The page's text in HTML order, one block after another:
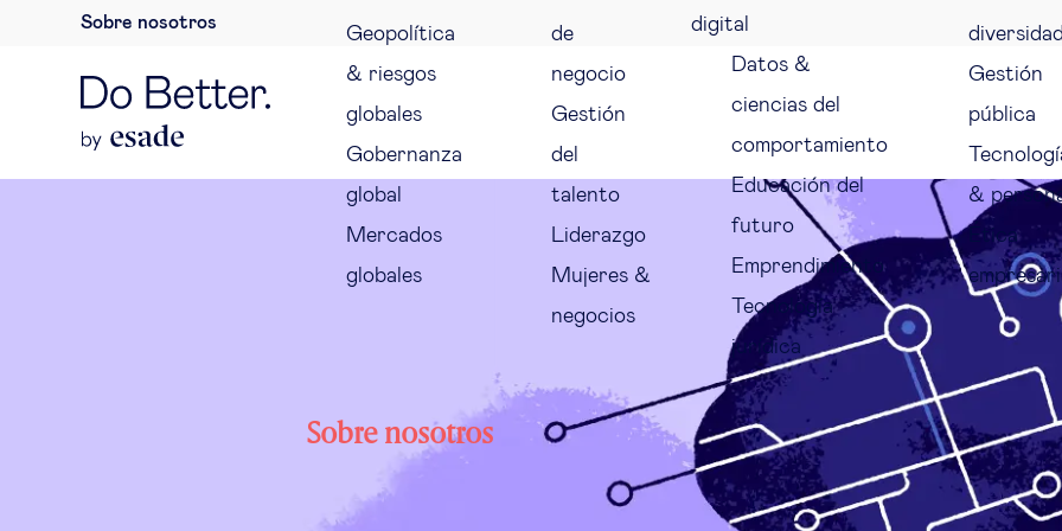
Sobre nosotros
Geopolítica
& riesgos
globales
Gobernanza
global
Mercados
globales
de
negocio
Gestión
del
talento
Liderazgo
Mujeres &
negocios
digital
Datos &
ciencias del
comportamiento
Educación del
futuro
Emprendimiento
Tecnología
jurídica
diversidad
Gestión
pública
&
Ética
Sobre nosotros